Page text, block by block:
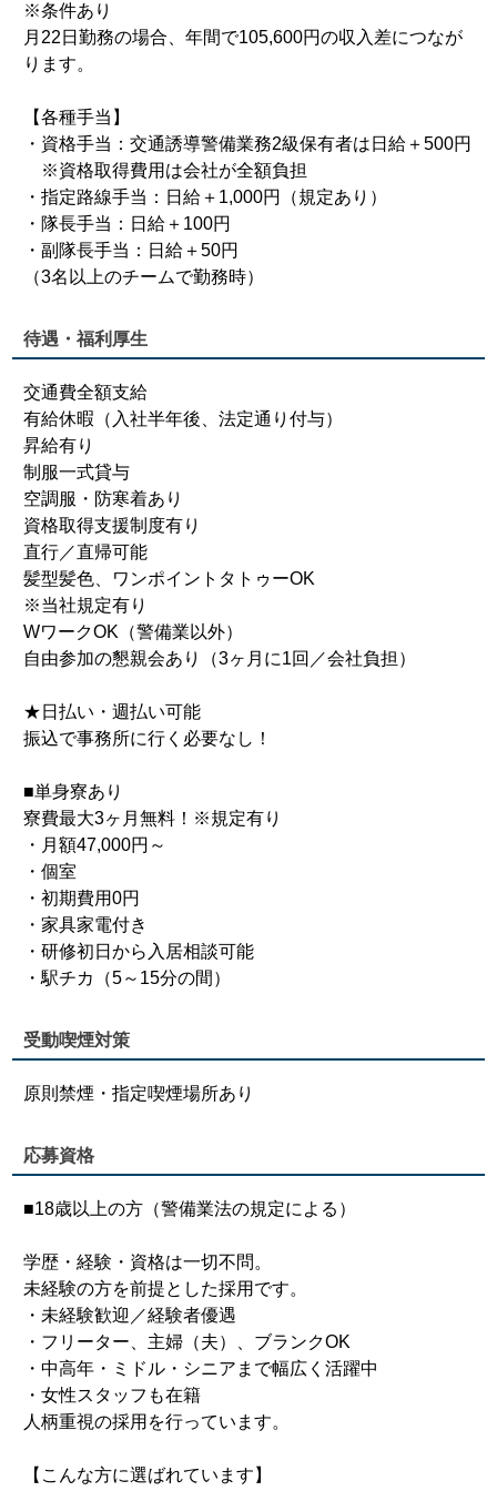
※条件あり
月22日勤務の場合、年間で105,600円の収入差につなが
ります。
【各種手当】
・資格手当：交通誘導警備業務2級保有者は日給＋500円
※資格取得費用は会社が全額負担
・指定路線手当：日給＋1,000円（規定あり）
・隊長手当：日給＋100円
・副隊長手当：日給＋50円
（3名以上のチームで勤務時）
待遇・福利厚生
交通費全額支給
有給休暇（入社半年後、法定通り付与）
昇給有り
制服一式貸与
空調服・防寒着あり
資格取得支援制度有り
直行／直帰可能
髪型髪色、ワンポイントタトゥーOK
※当社規定有り
WワークOK（警備業以外）
自由参加の懇親会あり（3ヶ月に1回／会社負担）
★日払い・週払い可能
振込で事務所に行く必要なし！
■単身寮あり
寮費最大3ヶ月無料！※規定有り
・月額47,000円～
・個室
・初期費用0円
・家具家電付き
・研修初日から入居相談可能
・駅チカ（5～15分の間）
受動喫煙対策
原則禁煙・指定喫煙場所あり
応募資格
■18歳以上の方（警備業法の規定による）
学歴・経験・資格は一切不問。
未経験の方を前提とした採用です。
・未経験歓迎／経験者優遇
・フリーター、主婦（夫）、ブランクOK
・中高年・ミドル・シニアまで幅広く活躍中
・女性スタッフも在籍
人柄重視の採用を行っています。
【こんな方に選ばれています】